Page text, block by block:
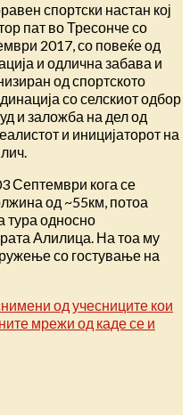
спортски настан кој
пат во Тресонче со
2017, со повеќе од
и одлична забава и
од спортското
со селскиот одбор
и заложба на дел од
и иницијаторот на
Септември кога се
од ~55км, потоа
тура односно
Алилица. На тоа му
со гостување на
од учесниците кои
мрежи од каде се и